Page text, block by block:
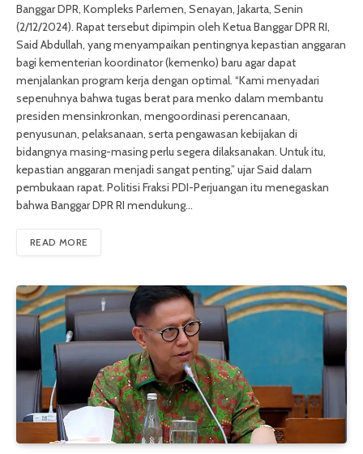
Banggar DPR, Kompleks Parlemen, Senayan, Jakarta, Senin
(2/12/2024). Rapat tersebut dipimpin oleh Ketua Banggar DPR RI,
Said Abdullah, yang menyampaikan pentingnya kepastian anggaran
bagi kementerian koordinator (kemenko) baru agar dapat
menjalankan program kerja dengan optimal. “Kami menyadari
sepenuhnya bahwa tugas berat para menko dalam membantu
presiden mensinkronkan, mengoordinasi perencanaan,
penyusunan, pelaksanaan, serta pengawasan kebijakan di
bidangnya masing-masing perlu segera dilaksanakan. Untuk itu,
kepastian anggaran menjadi sangat penting,” ujar Said dalam
pembukaan rapat. Politisi Fraksi PDI-Perjuangan itu menegaskan
bahwa Banggar DPR RI mendukung…
READ MORE